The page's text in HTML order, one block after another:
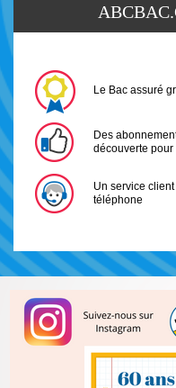
Le Bac assuré
Des
découverte
Un service
téléphone